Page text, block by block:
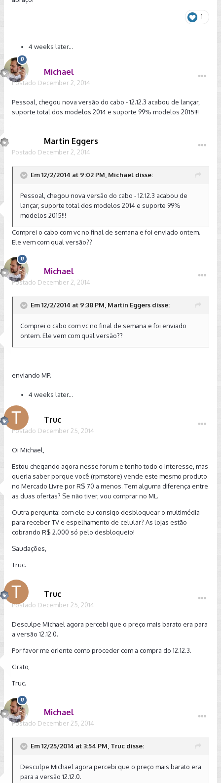
1
4 weeks later...
Michael
Postado December 2, 2014
Pessoal, chegou nova versão do cabo - 12.12.3 acabou de lançar,
suporte total dos modelos 2014 e suporte 99% modelos 2015!!!
Martin Eggers
Postado December 2, 2014
Em 12/2/2014 at 9:02 PM, Michael disse:
Pessoal, chegou nova versão do cabo - 12.12.3 acabou de
lançar, suporte total dos modelos 2014 e suporte 99%
modelos 2015!!!
Comprei o cabo com vc no final de semana e foi enviado ontem.
Ele vem com qual versão??
Michael
Postado December 2, 2014
Em 12/2/2014 at 9:38 PM, Martin Eggers disse:
Comprei o cabo com vc no final de semana e foi enviado
ontem. Ele vem com qual versão??
enviando MP.
4 weeks later...
Truc
Postado December 25, 2014
Oi Michael,
Estou chegando agora nesse forum e tenho todo o interesse, mas
queria saber porque você (rpmstore) vende este mesmo produto
no Mercado Livre por R$ 70 a menos. Tem alguma diferença entre
as duas ofertas? Se não tiver, vou comprar no ML.
Outra pergunta: com ele eu consigo desbloquear o multimédia
para receber TV e espelhamento de celular? As lojas estão
cobrando R$ 2.000 só pelo desbloqueio!
Saudações,
Truc.
Truc
Postado December 25, 2014
Desculpe Michael agora percebi que o preço mais barato era para
a versão 12.12.0.
Por favor me oriente como proceder com a compra do 12.12.3.
Grato,
Truc.
Michael
Postado December 25, 2014
Em 12/25/2014 at 3:54 PM, Truc disse:
Desculpe Michael agora percebi que o preço mais barato era
para a versão 12.12.0.